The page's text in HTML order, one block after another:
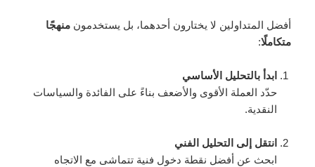
أفضل المتداولين لا يختارون أحدهما، بل يستخدمونمنهجًا
متكاملًا:
ابدأ بالتحليل الأساسي
حدّد العملة الأقوى والأضعف بناءً على الفائدة والسياسات
النقدية.
انتقل إلى التحليل الفني
ابحث عن أفضل نقطة دخول فنية تتماشى مع الاتجاه